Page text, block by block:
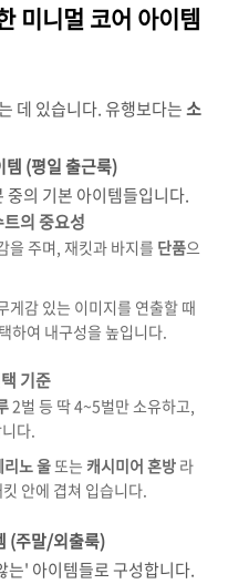
미니멀 코어 아이템
데 있습니다. 유행보다는소
(평일 출근룩)
중의 기본 아이템들입니다.
의 중요성
을 주며, 재킷과 바지를 단품으
게감 있는 이미지를 연출할 때
하여 내구성을 높입니다.
기준
2벌 등 딱 4~5벌만 소유하고,
다.
리노 울또는 캐시미어 혼방 라
안에 겹쳐 입습니다.
(주말/외출룩)
는' 아이템들로 구성합니다.